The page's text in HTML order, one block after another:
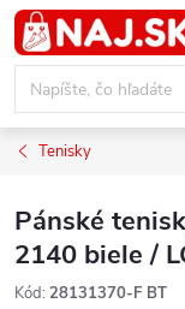
Prejsť
na
obsah
Tenisky
Pánské
2140 biele /
Kód: 28131370-F BT